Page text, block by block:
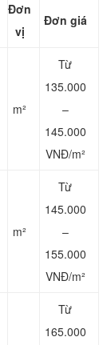
Đơn
vị
Đơn giá
m²
Từ
135.000
–
145.000
VNĐ/m²
m²
Từ
145.000
–
155.000
VNĐ/m²
Từ
165.000